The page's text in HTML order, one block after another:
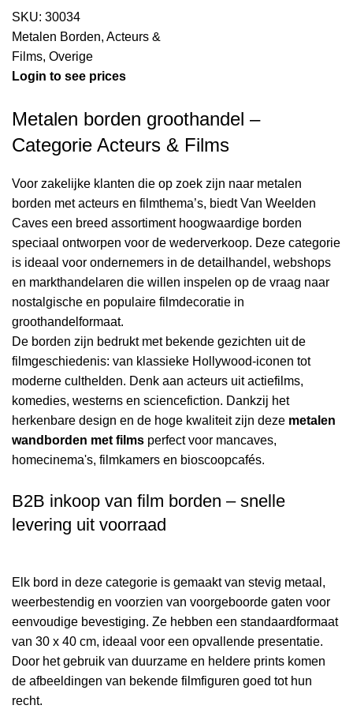
SKU: 30034
Metalen Borden, Acteurs &
Films, Overige
Login to see prices
Metalen borden groothandel –
Categorie Acteurs & Films
Voor zakelijke klanten die op zoek zijn naar metalen
borden met acteurs en filmthema’s, biedt Van Weelden
Caves een breed assortiment hoogwaardige borden
speciaal ontworpen voor de wederverkoop. Deze categorie
is ideaal voor ondernemers in de detailhandel, webshops
en markthandelaren die willen inspelen op de vraag naar
nostalgische en populaire filmdecoratie in
groothandelformaat.
De borden zijn bedrukt met bekende gezichten uit de
filmgeschiedenis: van klassieke Hollywood-iconen tot
moderne culthelden. Denk aan acteurs uit actiefilms,
komedies, westerns en sciencefiction. Dankzij het
herkenbare design en de hoge kwaliteit zijn deze metalen
wandborden met films perfect voor mancaves,
homecinema's, filmkamers en bioscoopcafés.
B2B inkoop van film borden – snelle
levering uit voorraad
Elk bord in deze categorie is gemaakt van stevig metaal,
weerbestendig en voorzien van voorgeboorde gaten voor
eenvoudige bevestiging. Ze hebben een standaardformaat
van 30 x 40 cm, ideaal voor een opvallende presentatie.
Door het gebruik van duurzame en heldere prints komen
de afbeeldingen van bekende filmfiguren goed tot hun
recht.